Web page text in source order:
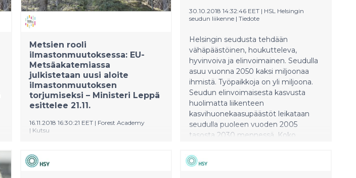
informoinut EU:n
sekä muita EU-maita aloitteesta.
Aloitteen esitteli tänään ministeri
Leppä ensimmäisessä EU-
päätöksentekijöille pidettävässä
Metsäakatemiassa, jonka järjestävät
Suomi ja Ruotsi yhdessä.
Metsien rooli
ilmastonmuutoksessa: EU-
Metsäakatemiassa
julkistetaan uusi aloite
ilmastonmuutoksen
torjumiseksi – Ministeri Leppä
esittelee 21.11.
16.11.2018 16:30:21 EET | Forest Academy
| Kutsu
ensimmäisen Metsäakatemian EU-
30.10.2018 14:32:46 EET | HSL Helsingin
seudun liikenne | Tiedote
Helsingin seudusta tehdään
vähäpäästöinen, houkutteleva,
hyvinvoiva ja elinvoimainen. Seudulla
asuu vuonna 2050 kaksi miljoonaa
ihmistä. Työpaikkoja on yli miljoona.
Seudun elinvoimaisesta kasvusta
huolimatta liikenteen
kasvihuonekaasupäästöt leikataan
seudulla puoleen vuoden 2005
tasosta 2030 mennessä. Koko
maankäytön, asumisen ja liikenteen
MAL 2019 -suunnitelma osoittaa,